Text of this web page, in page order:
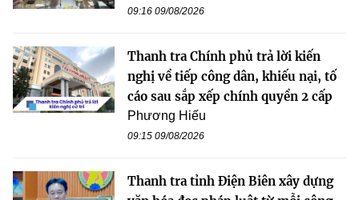
09:16 09/08/2026
Thanh tra Chính phủ trả lời kiến
nghị về tiếp công dân, khiếu nại, tố
cáo sau sắp xếp chính quyền 2 cấp
Phương Hiếu
09:15 09/08/2026
Thanh tra tỉnh Điện Biên xây dựng